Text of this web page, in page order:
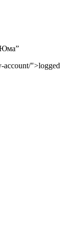
Юма”
account/">logged